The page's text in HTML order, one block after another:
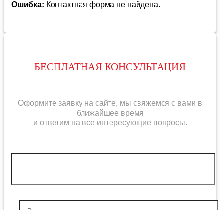
Ошибка: Контактная форма не найдена.
БЕСПЛАТНАЯ КОНСУЛЬТАЦИЯ
Оформите заявку на сайте, мы свяжемся с вами в
ближайшее время
и ответим на все интересующие вопросы.